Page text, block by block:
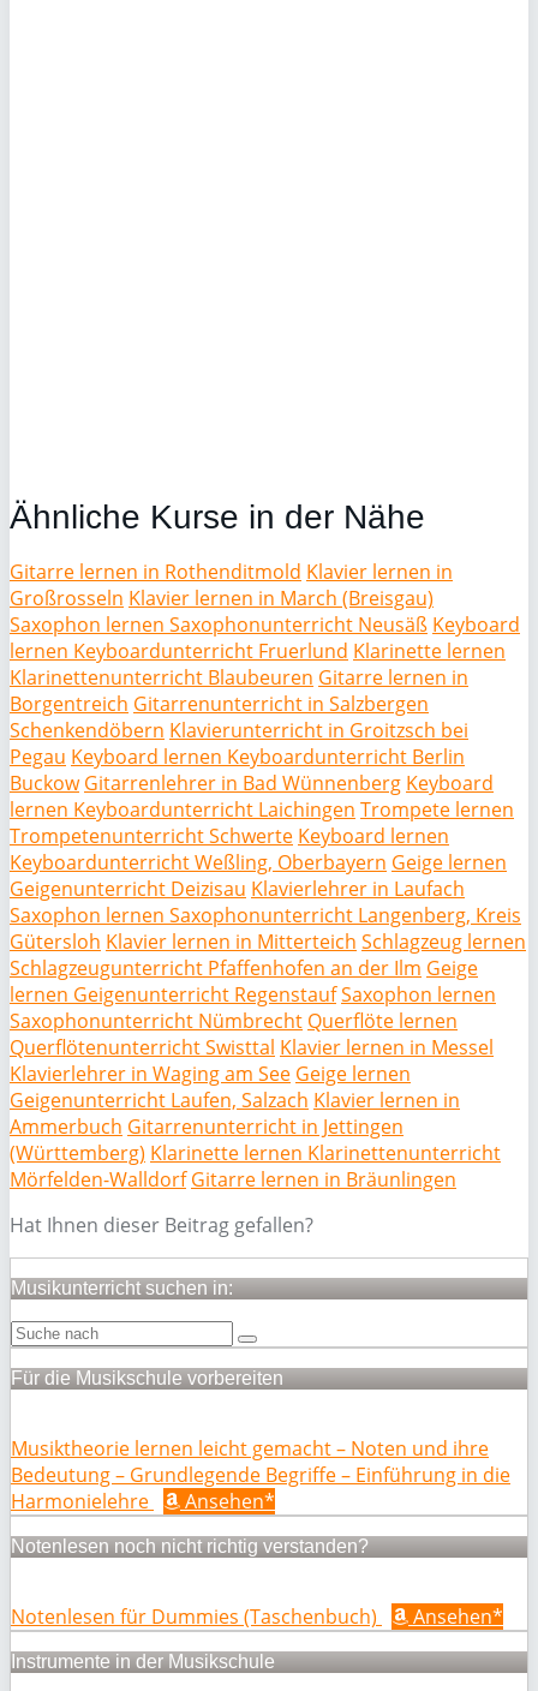
Ähnliche Kurse in der Nähe
Gitarre lernen in Rothenditmold Klavier lernen in
Großrosseln Klavier lernen in March (Breisgau)
Saxophon lernen Saxophonunterricht Neusäß Keyboard
lernen Keyboardunterricht Fruerlund Klarinette lernen
Klarinettenunterricht Blaubeuren Gitarre lernen in
Borgentreich Gitarrenunterricht in Salzbergen
Schenkendöbern Klavierunterricht in Groitzsch bei
Pegau Keyboard lernen Keyboardunterricht Berlin
Buckow Gitarrenlehrer in Bad Wünnenberg Keyboard
lernen Keyboardunterricht Laichingen Trompete lernen
Trompetenunterricht Schwerte Keyboard lernen
Keyboardunterricht Weßling, Oberbayern Geige lernen
Geigenunterricht Deizisau Klavierlehrer in Laufach
Saxophon lernen Saxophonunterricht Langenberg, Kreis
Gütersloh Klavier lernen in Mitterteich Schlagzeug lernen
Schlagzeugunterricht Pfaffenhofen an der Ilm Geige
lernen Geigenunterricht RegenstaufSaxophon lernen
Saxophonunterricht Nümbrecht Querflöte lernen
Querflötenunterricht Swisttal Klavier lernen in Messel
Klavierlehrer in Waging am See Geige lernen
Geigenunterricht Laufen, Salzach Klavier lernen in
Ammerbuch Gitarrenunterricht in Jettingen
(Württemberg) Klarinette lernen Klarinettenunterricht
Mörfelden-Walldorf Gitarre lernen in Bräunlingen
Hat Ihnen dieser Beitrag gefallen?
Musikunterricht suchen in:
Für die Musikschule vorbereiten
Musiktheorie lernen leicht gemacht – Noten und ihre
Bedeutung – Grundlegende Begriffe – Einführung in die
Harmonielehre
Ansehen*
Notenlesen noch nicht richtig verstanden?
Notenlesen für Dummies (Taschenbuch) Ansehen*
Instrumente in der Musikschule